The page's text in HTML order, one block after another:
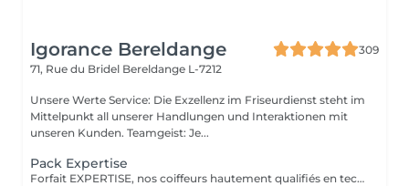
Igorance Bereldange
309
71, Rue du Bridel Bereldange L-7212
Unsere Werte Service: Die Exzellenz im Friseurdienst steht im
Mittelpunkt all unserer Handlungen und Interaktionen mit
unseren Kunden. Teamgeist: Je...
Pack Expertise
Forfait EXPERTISE, nos coiffeurs hautement qualifiés en technique anglo-saxonne, en formation continu et diplômés d’une académie anglaise à Paris. Vous offre une séance d’une heure avec votre coach en suivi beauté. Ce pack inclus : 1 h de prestation Un diagnostique personnalisé Shampoing spécifique Haircare Conditioner spécifique Produit de coiffage Coupe Styling Produit de finition